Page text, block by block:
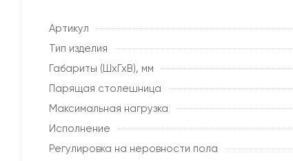
Артикул
Тип изделия
Габариты (ШхГхВ), мм
Парящая столешница
Максимальная нагрузка
Исполнение
Регулировка на неровности пола